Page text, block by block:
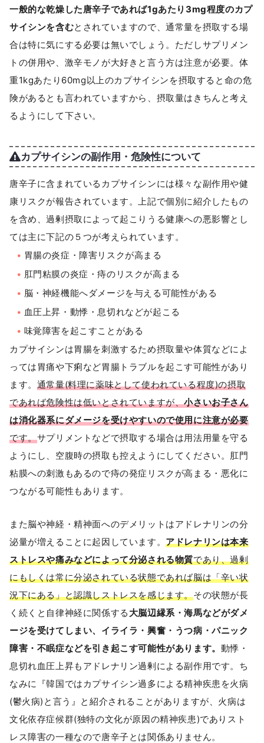
一般的な乾燥した唐辛子であれば1gあたり3mg程度のカプ
サイシンを含むとされていますので、通常量を摂取する場
合は特に気にする必要は無いでしょう。ただしサプリメン
トの併用や、激辛モノが大好きと言う方は注意が必要。体
重1kgあたり60mg以上のカプサイシンを摂取すると命の危
険があるとも言われていますから、摂取量はきちんと考え
るようにして下さい。
カプサイシンの副作用・危険性について
唐辛子に含まれているカプサイシンには様々な副作用や健
康リスクが報告されています。上記で個別に紹介したもの
を含め、過剰摂取によって起こりうる健康への悪影響とし
ては主に下記の５つが考えられています。
胃腸の炎症・障害リスクが高まる
肛門粘膜の炎症・痔のリスクが高まる
脳・神経機能へダメージを与える可能性がある
血圧上昇・動悸・息切れなどが起こる
味覚障害を起こすことがある
カプサイシンは胃腸を刺激するため摂取量や体質などによ
っては胃痛や下痢など胃腸トラブルを起こす可能性があり
ます。 通常量(料理に薬味として使われている程度)の摂取
であれば危険性は低いとされていますが、小さいお子さん
は消化器系にダメージを受けやすいので使用に注意が必要
です。サプリメントなどで摂取する場合は用法用量を守る
ようにし、空腹時の摂取も控えようにしてください。肛門
粘膜への刺激もあるので痔の発症リスクが高まる・悪化に
つながる可能性もあります。
また脳や神経・精神面へのデメリットはアドレナリンの分
泌量が増えることに起因しています。アドレナリンは本来
ストレスや痛みなどによって分泌される物質であり、過剰
にもしくは常に分泌されている状態であれば脳は「辛い状
況下にある」と認識しストレスを感じます。その状態が長
く続くと自律神経に関係する 大脳辺縁系・海馬などがダメ
ージを受けてしまい、イライラ・興奮・うつ病・パニック
障害・不眠症などを引き起こす可能性があります。 動悸・
息切れ血圧上昇もアドレナリン過剰による副作用です。ち
なみに『韓国ではカプサイシン過多による精神疾患を火病
(鬱火病)と言う』と紹介されることがありますが、火病は
文化依存症候群(独特の文化が原因の精神疾患)でありスト
レス障害の一種なので唐辛子とは関係ありません。